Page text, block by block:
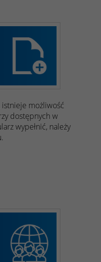
możliwość
dostępnych w
wypełnić, należy